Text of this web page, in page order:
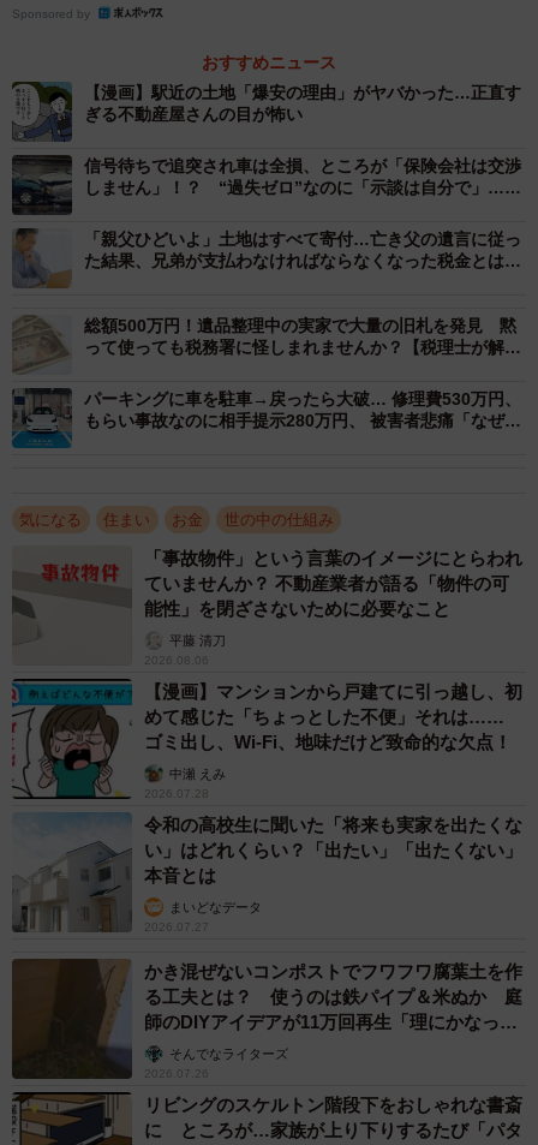
ん。放置しておくと本当に税金は高くなるのか、どんな状
きました。
住まない実家で起きやすい税金トラブルとは？
ー親の家を相続して所有しているだけなのに、固定資産税
が上がるのはなぜですか？また、長く放っておくと、どん
なリスクがありますか？
家と土地の両方を相続した場合でも、状況によって固定資
産税が上がることがあります。まず注意したいのは、家を
取り壊して更地にしたケースです。家が建っている土地に
は「住宅用地の特例」という軽減措置が適用され、固定資
産税が抑えられています。
しかし、建物を壊すとこの特例が使えなくなり、固定資産
税が最大6倍に跳ね上がることがあります。
また、空き家を長期間放置して老朽化が進むと、倒壊の危
険が高まり、自治体から「特定空き家」に指定されること
があります。特定空き家になると、やはり住宅用地の特例
が外れ、固定資産税が大きく増える原因になります。行政
の改善命令に従わない場合は過料が科されることもありま
す。
一方で、相続して家がそのまま建っており、危険性がない
状態であれば、通常は、固定資産税が上がることはありま
せん。建物は年数とともに評価額が下がるため、税額もゆ
るやかに下がっていくのが一般的ですが、土地は評価額の
地価に連動するため、都市部の地価が上昇する地域に実家
がある場合などは注意が必要です。
いずれにしても、相続した家を放置して危険な状態にしな
いことが重要です。住まない場合でも、税金や管理の負担
を考え、早めに活用方針を決めておきましょう。
Sponsored by
おすすめニュース
【漫画】駅近の土地「爆安の理由」がヤバかった…正直す
ぎる不動産屋さんの目が怖い
信号待ちで追突され車は全損、ところが「保険会社は交渉
しません」！？ “過失ゼロ”なのに「示談は自分で」…直
「親父ひどいよ」土地はすべて寄付…亡き父の遺言に従っ
た結果、兄弟が支払わなければならなくなった税金とは
総額500万円！遺品整理中の実家で大量の旧札を発見 黙
って使っても税務署に怪しまれませんか？【税理士が解
パーキングに車を駐車→戻ったら大破… 修理費530万円、
もらい事故なのに相手提示280万円、 被害者悲痛「なぜ泣
気になる 住まい お金 世の中の仕組み
「事故物件」という言葉のイメージにとらわれ
ていませんか？ 不動産業者が語る「物件の可
能性」を閉ざさないために必要なこと
平藤 清刀
2026.08.06
【漫画】マンションから戸建てに引っ越し、初
めて感じた「ちょっとした不便」それは……
ゴミ出し、Wi-Fi、地味だけど致命的な欠点！
中瀬 えみ
2026.07.28
令和の高校生に聞いた「将来も実家を出たくな
い」はどれくらい？「出たい」「出たくない」
本音とは
まいどなデータ
2026.07.27
かき混ぜないコンポストでフワフワ腐葉土を作
る工夫とは？ 使うのは鉄パイプ＆米ぬか 庭
師のDIYアイデアが11万回再生「理にかなった
手法」そんでなライターズ
2026.07.26
リビングのスケルトン階段下をおしゃれな書斎
に ところが…家族が上り下りするたび「パタ